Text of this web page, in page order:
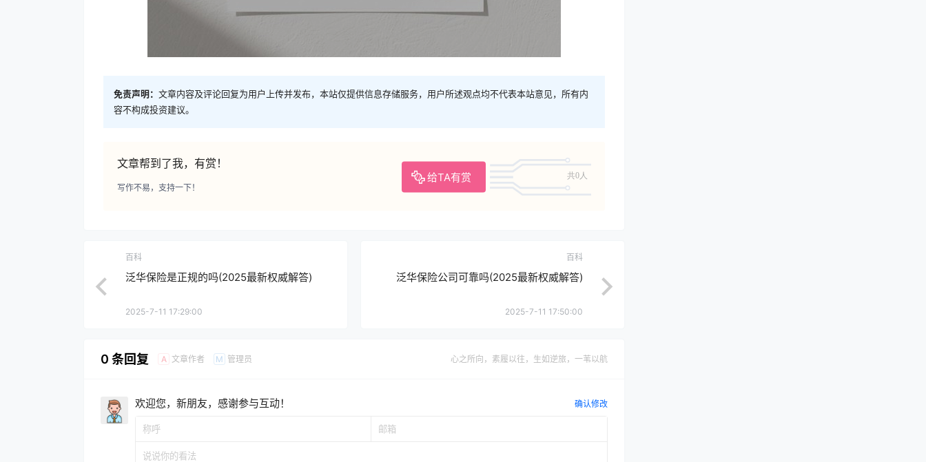
免责声明： 文章内容及评论回复为用户上传并发布，本站仅提供信息存储服务，用户所述观点均不代表本站意见，所有内
容不构成投资建议。
文章帮到了我，有赏！
给TA有赏 共0人
写作不易，支持一下！
百科
泛华保险是正规的吗(2025最新权威解答)
2025-7-11 17:29:00
百科
泛华保险公司可靠吗(2025最新权威解答)
2025-7-11 17:50:00
0 条回复 A 文章作者 M 管理员 心之所向，素履以往，生如逆旅，一苇以航
欢迎您，新朋友，感谢参与互动！ 确认修改